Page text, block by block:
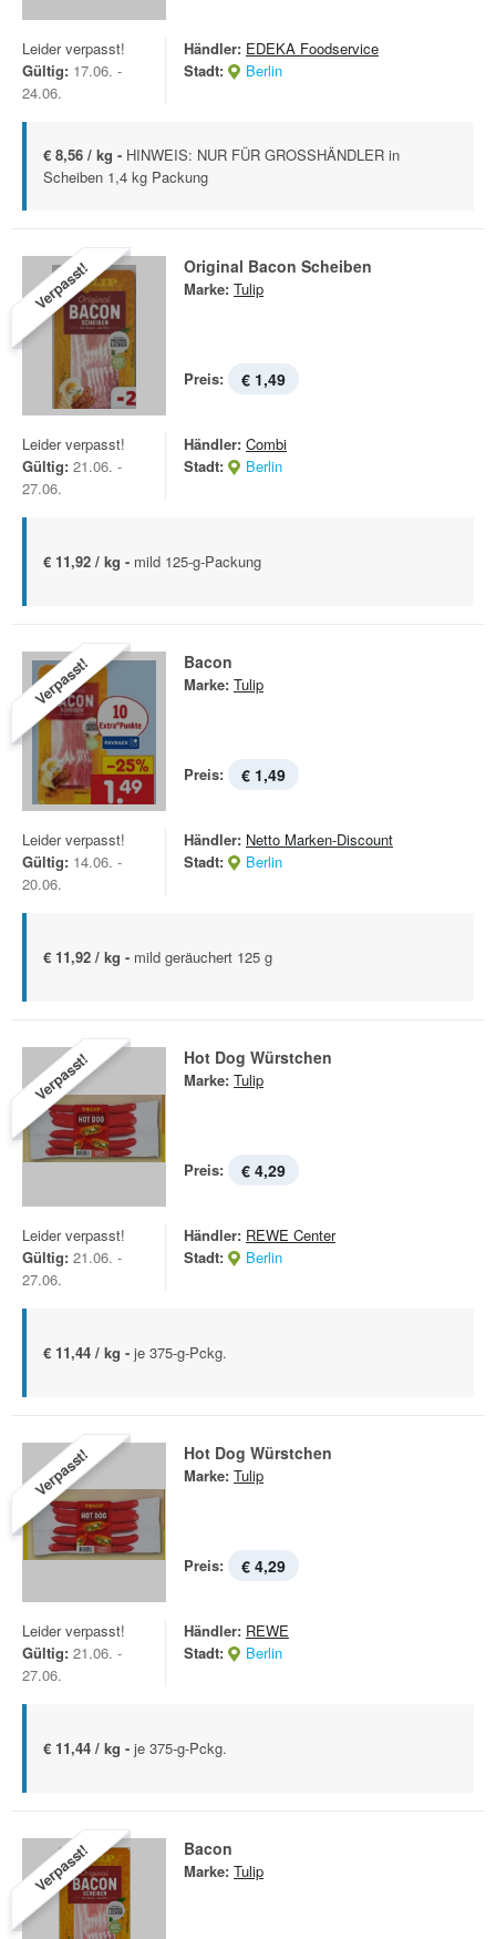
Leider verpasst!
Gültig: 17.06. -
24.06.
Händler: EDEKA Foodservice
Stadt:
Berlin
€ 8,56 / kg - HINWEIS: NUR FÜR GROSSHÄNDLER in
Scheiben 1,4 kg Packung
Verpasst! Original Bacon Scheiben
Marke: Tulip
Preis: € 1,49
Leider verpasst!
Gültig: 21.06. -
27.06.
Händler: Combi
Stadt:
Berlin
€ 11,92 / kg - mild 125-g-Packung
Verpasst! Bacon
Marke: Tulip
Preis: € 1,49
Leider verpasst!
Gültig: 14.06. -
20.06.
Händler: Netto Marken-Discount
Stadt:
Berlin
€ 11,92 / kg - mild geräuchert 125 g
Verpasst! Hot Dog Würstchen
Marke: Tulip
Preis: € 4,29
Leider verpasst!
Gültig: 21.06. -
27.06.
Händler: REWE Center
Stadt:
Berlin
€ 11,44 / kg - je 375-g-Pckg.
Verpasst! Hot Dog Würstchen
Marke: Tulip
Preis: € 4,29
Leider verpasst!
Gültig: 21.06. -
27.06.
Händler: REWE
Stadt:
Berlin
€ 11,44 / kg - je 375-g-Pckg.
Verpasst! Bacon
Marke: Tulip